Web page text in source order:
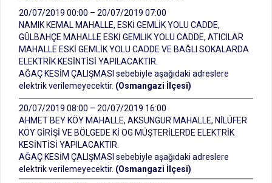
20/07/2019 00:00 – 20/07/2019 07:00
NAMIK KEMAL MAHALLE, ESKİ GEMLİK YOLU CADDE,
GÜLBAHÇE MAHALLE ESKİ GEMLİK YOLU CADDE, ATICILAR
MAHALLE ESKİ GEMLİK YOLU CADDE VE BAĞLI SOKALARDA
ELEKTRİK KESİNTİSİ YAPILACAKTIR.
AĞAÇ KESİM ÇALIŞMASI sebebiyle aşağıdaki adreslere
elektrik verilemeyecektir. (Osmangazi İlçesi)
20/07/2019 08:00 – 20/07/2019 16:00
AHMET BEY KÖY MAHALLE, AKSUNGUR MAHALLE, NİLÜFER
KÖY GİRİŞİ VE BÖLGEDE Kİ OG MÜŞTERİLERDE ELEKTRİK
KESİNTİSİ YAPILACAKTIR.
AĞAÇ KESİM ÇALIŞMASI sebebiyle aşağıdaki adreslere
elektrik verilemeyecektir. (Osmangazi İlçesi)